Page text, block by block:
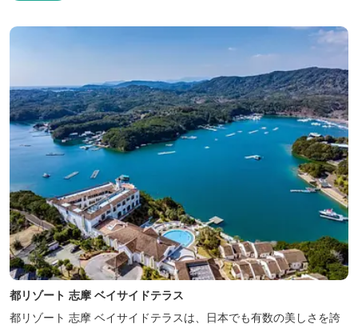
都リゾート 志摩 ベイサイドテラス
都リゾート 志摩 ベイサイドテラスは、日本でも有数の美しさを誇